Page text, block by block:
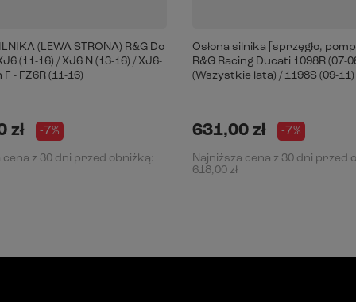
(LEWA STRONA) R&G Do
(11-16) / XJ6 N (13-16) / XJ6-
- FZ6R (11-16)
zł -7%
cena z 30 dni przed obniżką:
Osłona silnika [sprzęgło,
R&G Racing Ducati 1098R (07-
(Wszystkie lata) / 1198S (09-11)
631,00 zł -7%
Najniższa cena z 30 dni przed
618,00 zł